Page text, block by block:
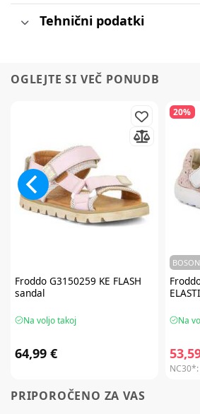
Tehnični podatki
OGLEJTE SI VEČ PONUDB
FroddoG3150259 KE FLASH
sandal
Na voljo takoj
64,99 €
20%
Na
NC30*:
PRIPOROČENO ZA VAS